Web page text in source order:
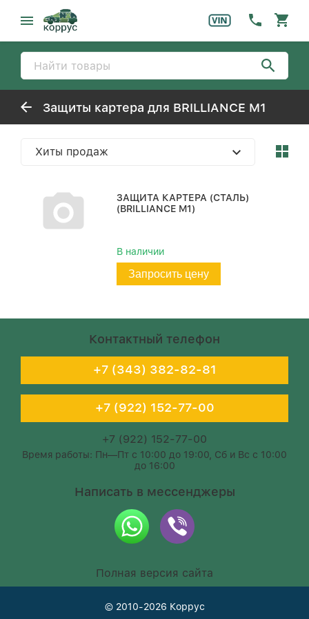
Защиты картера для BRILLIANCE M1
Хиты продаж
ЗАЩИТА КАРТЕРА (СТАЛЬ)
(BRILLIANCE M1)
В наличии
Запросить цену
Контактный телефон
+7 (343) 382-82-81
+7 (922) 152-77-00
+7 (922) 152-77-00
Время работы: Пн—Пт с 10:00 до 19:00, Сб и Вс с 10:00
до 16:00
Написать в мессенджеры
Полная версия сайта
© 2010-2026 Коррус